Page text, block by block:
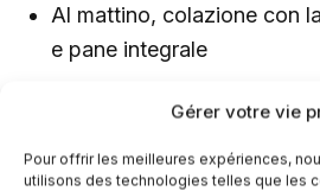
Gérer votre vie
Pour offrir les meilleures expériences,
utilisons des technologies telles que les
Al mattino, colazione con
e pane integrale
Il ritmo
aspettarsi